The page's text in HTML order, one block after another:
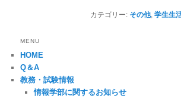
カテゴリー: その他,学生生
MENU
HOME
Q＆A
教務・試験情報
情報学部に関するお知らせ